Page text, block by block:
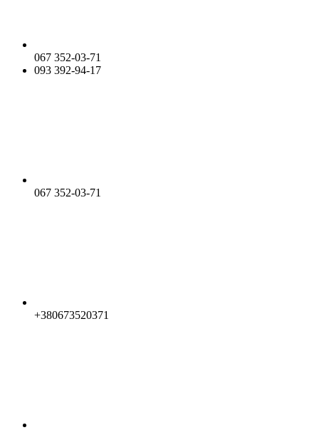
067 352-03-71
093 392-94-17
067 352-03-71
+380673520371